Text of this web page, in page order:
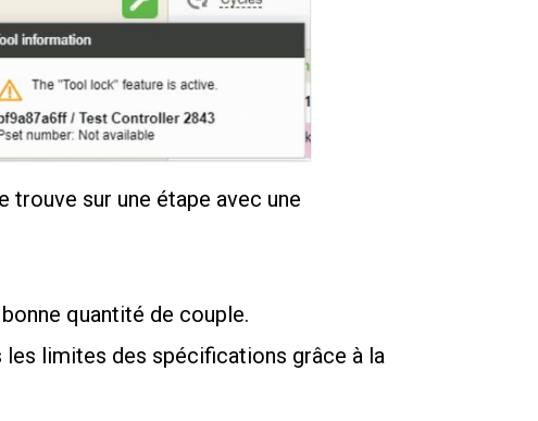
sur une étape avec une
quantité de couple.
limites des spécifications grâce à la